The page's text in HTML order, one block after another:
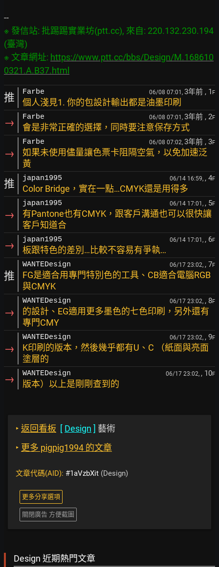
※ 發信站: 批踢踢實業坊(ptt.cc), 來自: 220.132.230.194
(臺灣)
※ 文章網址: https://www.ptt.cc/bbs/Design/M.168610
0321.A.B37.html
推 Farbe 06/08 07:01, 3年前 , 1 F
個人淺見1. 你的包設計輸出都是油墨印刷
→ Farbe 06/08 07:01, 3年前 , 2F
會是非常正確的選擇，同時要注意保存方式
→
Farbe 06/08 07:02, 3年前 , 3F
如果未使用儘量讓色票卡阻隔空氣，以免加速泛
黃
推 japan1995 06/14 16:59, , 4F
Color Bridge，實在一點…CMYK還是用得多
→
japan1995 06/14 17:01, , 5F
有Pantone也有CMYK，跟客戶溝通也可以很快讓
客戶知道合
→ japan1995 06/14 17:01, , 6F
板跟特色的差別…比較不容易有爭執…
推
WANTEDesign 06/17 23:02, , 7F
FG是適合用專門特別色的工具、CB適合電腦RGB
與CMYK
→
WANTEDesign 06/17 23:02, , 8F
的設計、EG適用更多墨色的七色印刷，另外還有
專門CMY
→
WANTEDesign 06/17 23:02, , 9F
K印刷的版本，然後幾乎都有U、C （紙面與亮面
塗層的
→ WANTEDesign 06/17 23:02, , 10F
版本）以上是剛剛查到的
‣ 返回看板 [ Design ] 藝術
‣ 更多 pigpig1994 的文章
文章代碼(AID): #1aVzbXit (Design)
更多分享選項
關閉廣告 方便截圖
Design 近期熱門文章